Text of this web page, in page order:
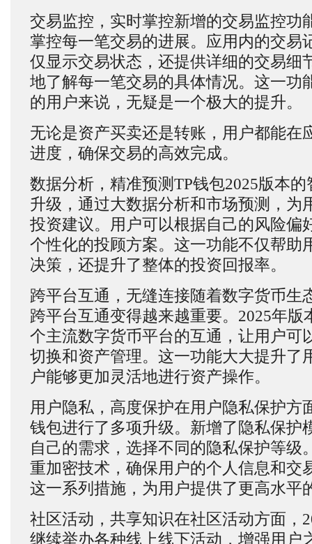
交易监控，实时掌控新增的交易监控功
掌控每一笔交易的进展。应用内的交易
仅显示交易状态，还提供详细的交易细
地了解每一笔交易的具体情况。这一功
的用户来说，无疑是一个极大的提升。
无论是资产买卖还是转账，用户都能在
进度，确保交易的高效完成。
数据分析，精准预测TP钱包2025版本
升级，通过大数据分析和市场预测，为
投资建议。用户可以根据自己的风险偏
个性化的投顾方案。这一功能不仅帮助
决策，还提升了整体的投资回报率。
跨平台互通，无缝连接随着数字货币生
跨平台互通变得越来越重要。2025年版
个主流数字货币平台的互通，让用户可
切换和资产管理。这一功能大大提升了
户能够更加灵活地进行资产操作。
用户隐私，高度保护在用户隐私保护方
钱包进行了多项升级。新增了隐私保护
自己的需求，选择不同的隐私保护等级
重加密技术，确保用户的个人信息和交
这一系列措施，为用户提供了更高水平
社区活动，共享知识在社区活动方面，
继续举办各种线上线下活动，增强用户